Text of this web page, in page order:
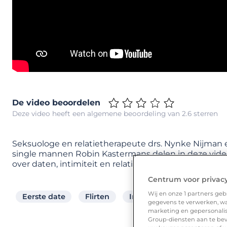
De video beoordelen
Deze video heeft een algemene beoordeling van 2.6 sterren
Seksuologe en relatietherapeute drs. Nynke Nijman
single mannen Robin Kastermans delen in deze
over daten, intimiteit en relaties met je.
Eerste date Flirten Intimiteit Manier
Centrum voor
Wij en onze 1 partners
gegevens te verwerken,
marketing en
Group-diensten aan te